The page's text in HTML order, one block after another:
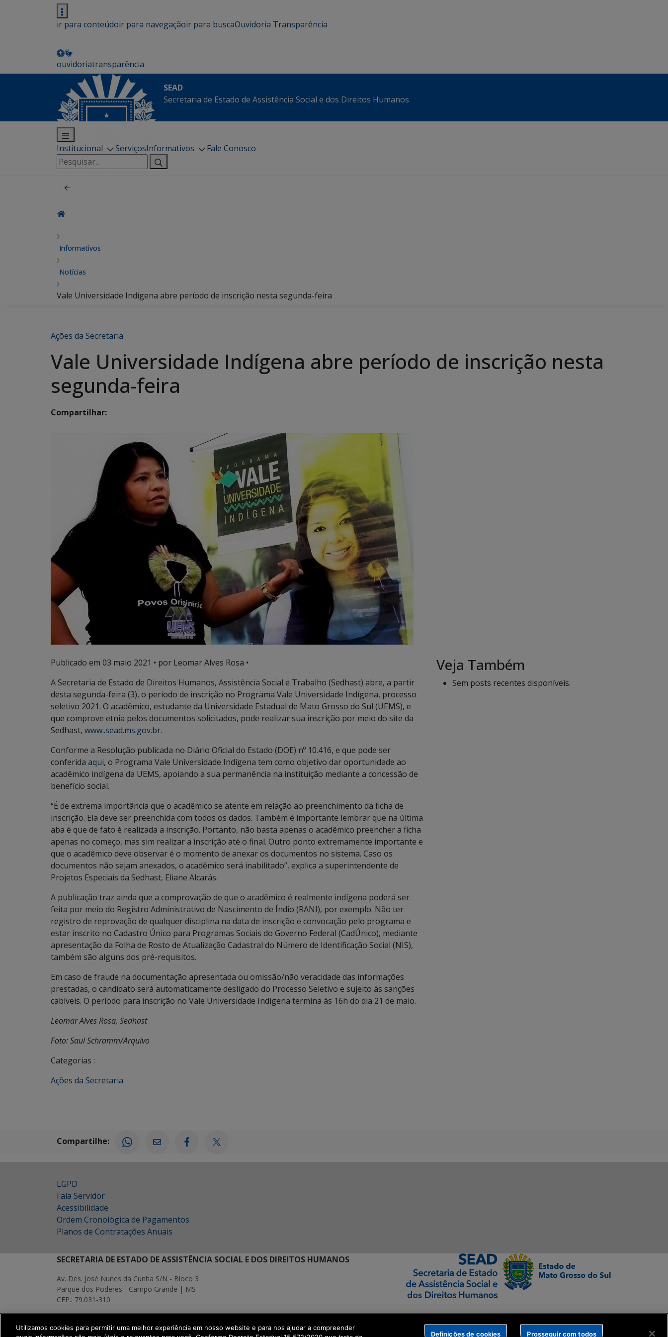
ir para conteúdoir para navegaçãoir para buscaOuvidoria Transparência
ouvidoriatransparência
SEAD
Secretaria de Estado de Assistência Social e dos Direitos Humanos
Institucional ServiçosInformativos
Fale Conosco
Pesquisar
por:
Informativos
Notícias
Vale Universidade Indígena abre período de inscrição nesta segunda-feira
Ações da Secretaria
Vale Universidade Indígena abre período de inscrição nesta
segunda-feira
Compartilhar:
Publicado em 03 maio 2021 • por Leomar Alves Rosa •
A Secretaria de Estado de Direitos Humanos, Assistência Social e Trabalho (Sedhast) abre, a partir
desta segunda-feira (3), o período de inscrição no Programa Vale Universidade Indígena, processo
seletivo 2021. O acadêmico, estudante da Universidade Estadual de Mato Grosso do Sul (UEMS), e
que comprove etnia pelos documentos solicitados, pode realizar sua inscrição por meio do site da
Sedhast, www..sead.ms.gov.br.
Conforme a Resolução publicada no Diário Oficial do Estado (DOE) nº 10.416, e que pode ser
conferida aqui, o Programa Vale Universidade Indígena tem como objetivo dar oportunidade ao
acadêmico indígena da UEMS, apoiando a sua permanência na instituição mediante a concessão de
benefício social.
“É de extrema importância que o acadêmico se atente em relação ao preenchimento da ficha de
inscrição. Ela deve ser preenchida com todos os dados. Também é importante lembrar que na última
aba é que de fato é realizada a inscrição. Portanto, não basta apenas o acadêmico preencher a ficha
apenas no começo, mas sim realizar a inscrição até o final. Outro ponto extremamente importante e
que o acadêmico deve observar é o momento de anexar os documentos no sistema. Caso os
documentos não sejam anexados, o acadêmico será inabilitado”, explica a superintendente de
Projetos Especiais da Sedhast, Eliane Alcarás.
A publicação traz ainda que a comprovação de que o acadêmico é realmente indígena poderá ser
feita por meio do Registro Administrativo de Nascimento de Índio (RANI), por exemplo. Não ter
registro de reprovação de qualquer disciplina na data de inscrição e convocação pelo programa e
estar inscrito no Cadastro Único para Programas Sociais do Governo Federal (CadÚnico), mediante
apresentação da Folha de Rosto de Atualização Cadastral do Número de Identificação Social (NIS),
também são alguns dos pré-requisitos.
Em caso de fraude na documentação apresentada ou omissão/não veracidade das informações
prestadas, o candidato será automaticamente desligado do Processo Seletivo e sujeito às sanções
cabíveis. O período para inscrição no Vale Universidade Indígena termina às 16h do dia 21 de maio.
Leomar Alves Rosa, Sedhast
Foto: Saul Schramm/Arquivo
Categorias :
Ações da Secretaria
Veja Também
Sem posts recentes disponíveis.
Compartilhe:
LGPD
Fala Servidor
Acessibilidade
Ordem Cronológica de Pagamentos
Planos de Contratações Anuais
SECRETARIA DE ESTADO DE ASSISTÊNCIA SOCIAL E DOS DIREITOS HUMANOS
Av. Des. José Nunes da Cunha S/N - Bloco 3
Parque dos Poderes - Campo Grande | MS
CEP.: 79.031-310
Utilizamos cookies para permitir uma melhor experiência em nosso website e para nos ajudar a compreender
Definições de cookies Prosseguir com todos